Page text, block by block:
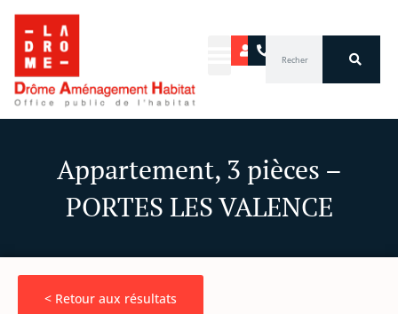
Aller
contenu
Appartement, 3 pièces –
PORTES LES VALENCE
< Retour aux résultats